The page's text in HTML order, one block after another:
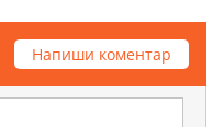
Напиши коментар